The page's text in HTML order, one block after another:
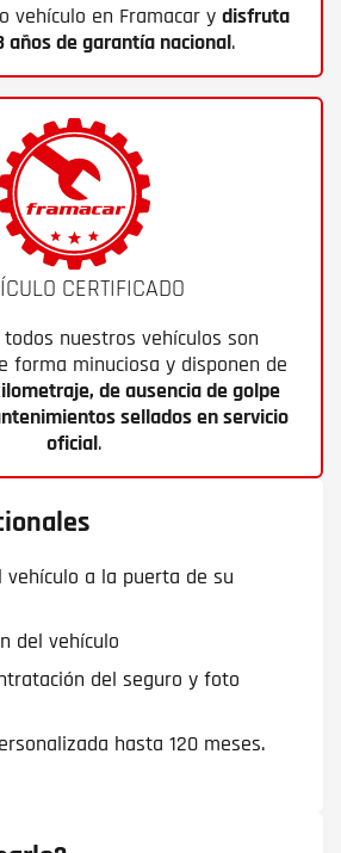
vehículo en Framacar y disfruta
años de garantía nacional.
CERTIFICADO
todos nuestros vehículos son
forma minuciosa y disponen de
de ausencia de golpe
sellados en servicio
oficial.
vehículo a la puerta de su
del vehículo
del seguro y foto
hasta 120 meses.